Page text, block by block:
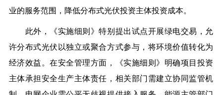
业的服务范围，降低分布式光伏投资主体投资成本。
此外，《实施细则》特别提出试点开展绿电交易，允
许分布式光伏以独立或聚合方式参与，将环境价值转化为
经济效益。在安全管理方面，《实施细则》明确项目投资
主体承担安全生产主体责任，相关部门需建立协同监管机